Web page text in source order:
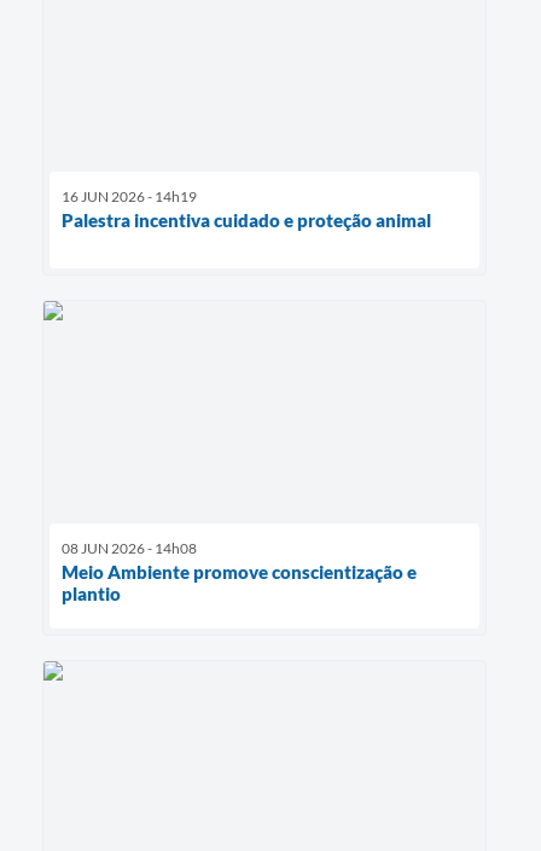
16 JUN 2026 - 14h19
Palestra incentiva cuidado e proteção animal
08 JUN 2026 - 14h08
Meio Ambiente promove conscientização e
plantio